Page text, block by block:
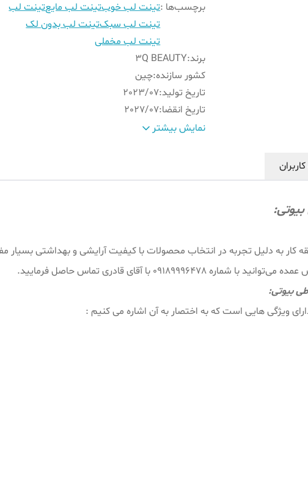
برچسب‌ها :تینت لب خوبتینت لب مایعتینت لب
تینت لب سبکتینت لب بدون لک
تینت لب مخملی
برند:
3Q BEAUTY
کشور سازنده:چین
تاریخ تولید:
2023/07
تاریخ انقضا:
2027/07
رنگبندی:قرمز تا صورتینمایش بیشتر
با بیش از ۱۵ سال سابقه کار به دلیل تجربه در انتخاب محصولات با کیفیت آرایشی و
با آقای قادری تماس حاصل فرمایید.
بیوتی:
ویژگی هایی است که به اختصار به آن اشاره می کنیم :